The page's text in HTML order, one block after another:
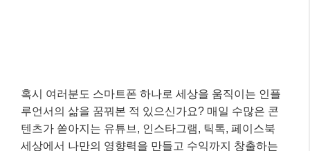
혹시 여러분도 스마트폰 하나로 세상을 움직이는 인플
루언서의 삶을 꿈꿔본 적 있으신가요? 매일 수많은 콘
텐츠가 쏟아지는 유튜브, 인스타그램, 틱톡, 페이스북
세상에서 나만의 영향력을 만들고 수익까지 창출하는